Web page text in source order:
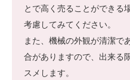
とで高く売ることができる
考慮してみてください。
また、機械の外観が清潔で
合がありますので、出来る
スメします。